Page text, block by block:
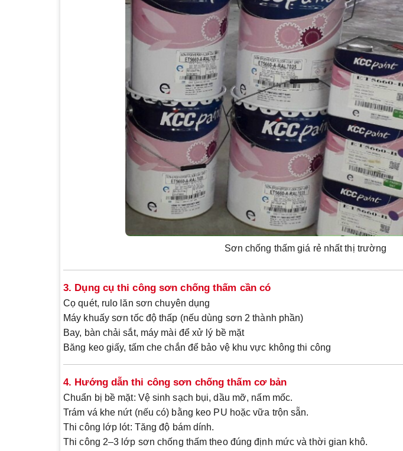
Sơn chống thấm giá rẻ nhất thị trường
3. Dụng cụ thi công sơn chống thấm cần có
Cọ quét, rulo lăn sơn chuyên dụng
Máy khuấy sơn tốc độ thấp (nếu dùng sơn 2 thành phần)
Bay, bàn chải sắt, máy mài để xử lý bề mặt
Băng keo giấy, tấm che chắn để bảo vệ khu vực không thi công
4. Hướng dẫn thi công sơn chống thấm cơ bản
Chuẩn bị bề mặt: Vệ sinh sạch bụi, dầu mỡ, nấm mốc.
Trám vá khe nứt(nếu có) bằng keo PU hoặc vữa trộn sẵn.
Thi công lớp lót: Tăng độ bám dính.
Thi công 2–3 lớp sơn chống thấm theo đúng định mức và thời gian khô.